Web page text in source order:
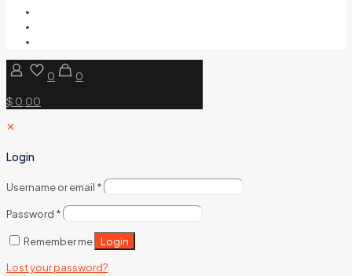
0
0
$ 0,00
✕
Login
Username or email *
Password *
Remember me Login
Lost your password?